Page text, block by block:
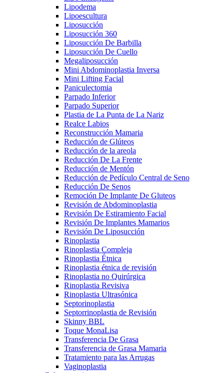
Lipodema
Lipoescultura
Liposucción
Liposucción 360
Liposucción De Barbilla
Liposucción De Cuello
Megaliposucción
Mini Abdominoplastia Inversa
Mini Lifting Facial
Paniculectomia
Parpado Inferior
Parpado Superior
Plastia de La Punta de La Nariz
Realce Labios
Reconstrucción Mamaria
Reducción de Glúteos
Reducción de la areola
Reducción De La Frente
Reducción de Mentón
Reducción de Pedículo Central de Seno
Reducción De Senos
Remoción De Implante De Gluteos
Revisión de Abdominoplastia
Revisión De Estiramiento Facial
Revisión De Implantes Mamarios
Revisión De Liposucción
Rinoplastia
Rinoplastia Compleja
Rinoplastia Étnica
Rinoplastia étnica de revisión
Rinoplastia no Quirúrgica
Rinoplastia Revisiva
Rinoplastia Ultrasónica
Septorinoplastia
Septorrinoplastia de Revisión
Skinny BBL
Toque MonaLisa
Transferencia De Grasa
Transferencia de Grasa Mamaria
Tratamiento para las Arrugas
Vaginoplastia